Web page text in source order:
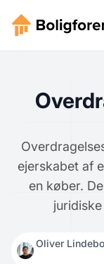
ejerskabet af
en køber.
Oliver